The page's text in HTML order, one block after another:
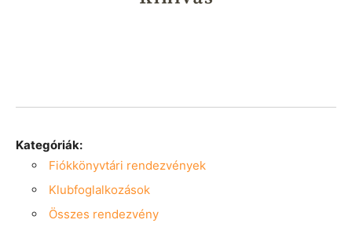
Kategóriák:
Fiókkönyvtári rendezvények
Klubfoglalkozások
Összes rendezvény